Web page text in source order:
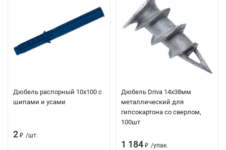
Дюбель распорный 10х100 с
шипами и усами
2 ₽ /шт.
Дюбель Driva 14х38мм
металлический для
гипсокартона со сверлом,
100шт
1 184 ₽ /упак.